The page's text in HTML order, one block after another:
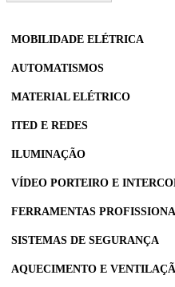
MOBILIDADE ELÉTRICA
AUTOMATISMOS
MATERIAL ELÉTRICO
ITED E REDES
ILUMINAÇÃO
VÍDEO PORTEIRO E
FERRAMENTAS
SISTEMAS DE SEGURANÇA
AQUECIMENTO E